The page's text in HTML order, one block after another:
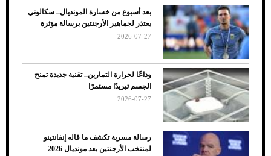
7 نصائح لاختيار لون البنطلون المناسب للقميص
الأسود
بعد أسبوع من خسارة المونديال.. سكالوني
يعتذر لجماهير الأرجنتين برسالة مؤثرة
2026-07-27
وداعًا لحرارة التمارين.. تقنية جديدة تمنح
الجسم تبريدًا مستمرًا
2026-07-27
رسالة مسربة تكشف ما قاله إنفانتينو
لمنتخب الأرجنتين بعد مونديال 2026